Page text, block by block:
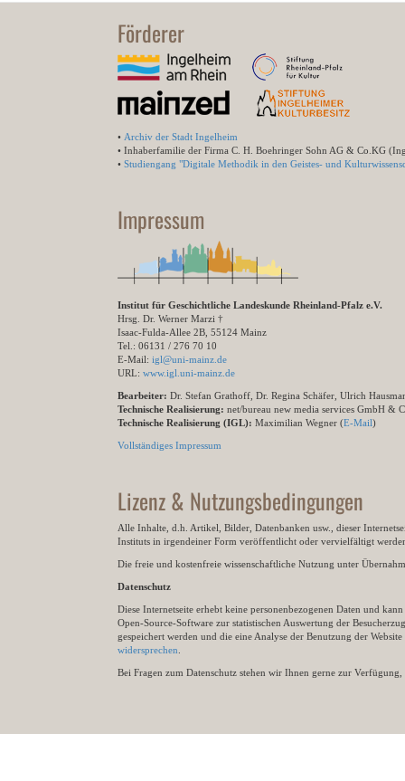
Förderer
• Archiv der Stadt Ingelheim
• Inhaberfamilie der Firma C. H. Boehringer Sohn AG & Co.KG
• Studiengang "Digitale Methodik in den Geistes- und
Impressum
Institut für Geschichtliche Landeskunde Rheinland-Pfalz e.V.
Hrsg. Dr. Werner Marzi †
Isaac-Fulda-Allee 2B, 55124 Mainz
Tel.: 06131 / 276 70 10
E-Mail: igl@uni-mainz.de
URL: www.igl.uni-mainz.de
Bearbeiter: Dr. Stefan Grathoff, Dr. Regina Schäfer, Ulrich
Technische Realisierung: net/bureau new media services GmbH &
Technische Realisierung (IGL): Maximilian Wegner (E-Mail)
Vollständiges Impressum
Lizenz & Nutzungsbedingungen
Alle Inhalte, d.h. Artikel, Bilder, Datenbanken usw., dieser
Instituts in irgendeiner Form veröffentlicht oder vervielfältigt
Die freie und kostenfreie wissenschaftliche Nutzung unter
Datenschutz
Diese Internetseite erhebt keine personenbezogenen Daten und
Open-Source-Software zur statistischen Auswertung der
gespeichert werden und die eine Analyse der Benutzung der
widersprechen
Bei Fragen zum Datenschutz stehen wir Ihnen gerne zur